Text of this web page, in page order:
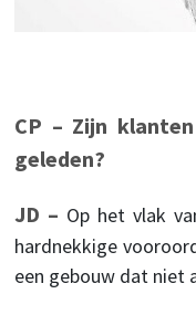
CP – Zijn
geleden?
JD – Op het vlak
hardnekkige
een gebouw dat